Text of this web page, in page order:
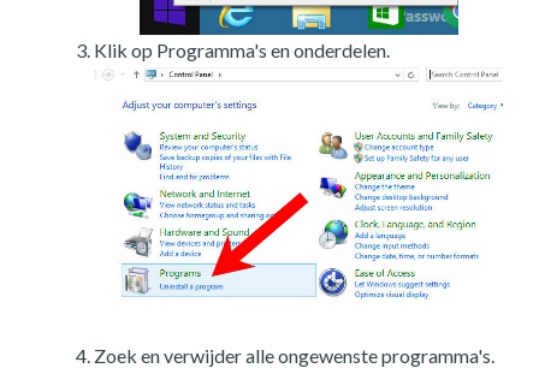
Klik op Programma's en onderdelen.
Zoek en verwijder alle ongewenste programma's.